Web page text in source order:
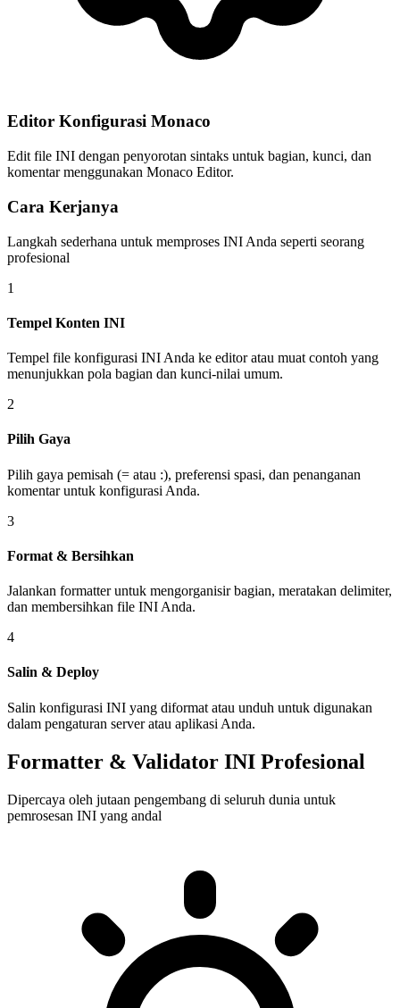
Editor Konfigurasi Monaco
Edit file INI dengan penyorotan sintaks untuk bagian, kunci, dan
komentar menggunakan Monaco Editor.
Cara Kerjanya
Langkah sederhana untuk memproses INI Anda seperti seorang
profesional
1
Tempel Konten INI
Tempel file konfigurasi INI Anda ke editor atau muat contoh yang
menunjukkan pola bagian dan kunci-nilai umum.
2
Pilih Gaya
Pilih gaya pemisah (= atau :), preferensi spasi, dan penanganan
komentar untuk konfigurasi Anda.
3
Format & Bersihkan
Jalankan formatter untuk mengorganisir bagian, meratakan delimiter,
dan membersihkan file INI Anda.
4
Salin & Deploy
Salin konfigurasi INI yang diformat atau unduh untuk digunakan
dalam pengaturan server atau aplikasi Anda.
Formatter & Validator INI Profesional
Dipercaya oleh jutaan pengembang di seluruh dunia untuk
pemrosesan INI yang andal